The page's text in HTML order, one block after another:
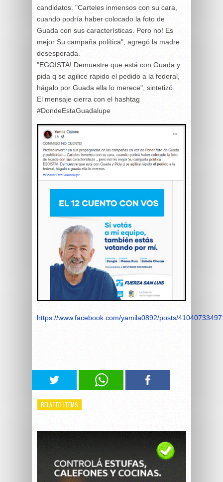
candidatos. "Carteles inmensos con su cara,
cuando podría haber colocado la foto de
Guada con sus características. Pero no! Es
mejor Su campaña política", agregó la madre
desesperada.
"EGOISTA! Demuestre que está con Guada y
pida q se agilice rápido el pedido a la federal,
hágalo por Guada ella lo merece", sintetizó.
El mensaje cierra con el hashtag
#DondeEstaGuadalupe
https://www.facebook.com/yamila0892/posts/
RELATED ITEMS